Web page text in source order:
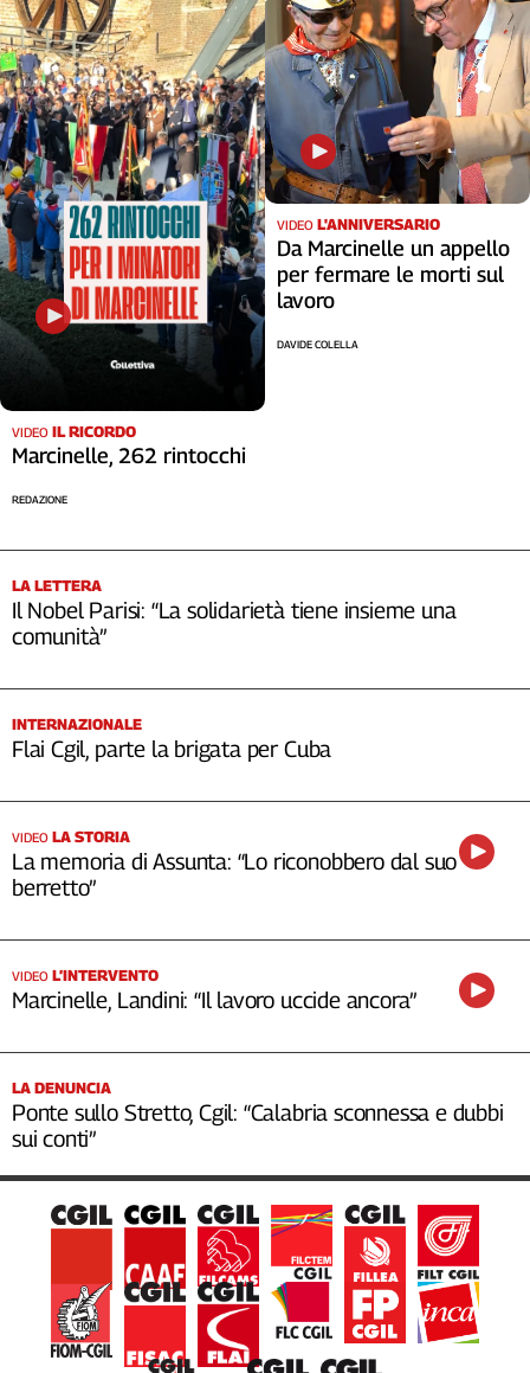
Newsletter
Social
VIDEO IL RICORDO
Marcinelle, 262 rintocchi
REDAZIONE
VIDEO L'ANNIVERSARIO
Da Marcinelle un appello
per fermare le morti sul
lavoro
DAVIDE COLELLA
LA LETTERA
Il Nobel Parisi: “La solidarietà tiene insieme una
comunità”
INTERNAZIONALE
Flai Cgil, parte la brigata per Cuba
VIDEO LA STORIA
La memoria di Assunta: “Lo riconobbero dal suo
berretto”
VIDEO L’INTERVENTO
Marcinelle, Landini: “Il lavoro uccide ancora”
LA DENUNCIA
Ponte sullo Stretto, Cgil: “Calabria sconnessa e dubbi
sui conti”